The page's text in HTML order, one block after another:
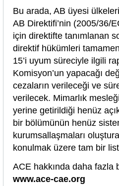
Bu arada, AB üyesi
AB Direktifi’nin (2005/36/
için direktifte tanımlanan
direktif hükümleri
15’i uyum süreciyle ilgili
Komisyon’un yapacağı
cezaların verileceği ve
verilecek. Mimarlık
yerine getirildiği henüz
bir bölümünün henüz
kurumsallaşmaları
konulmak üzere tam bir
ACE hakkında daha fazla
www.ace-cae.org